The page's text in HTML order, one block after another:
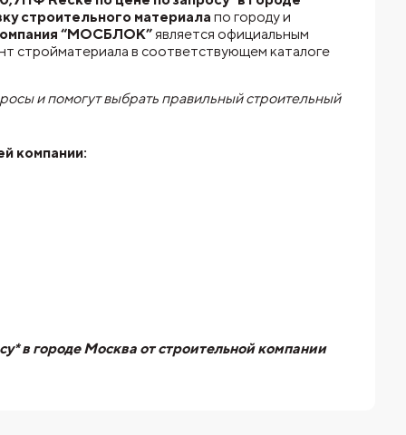
строительного материала по городу и
“МОСБЛОК”является официальным
стройматериала в соответствующем каталоге
и помогут выбрать правильный строительный
компании:
в городе Москва от строительной компании